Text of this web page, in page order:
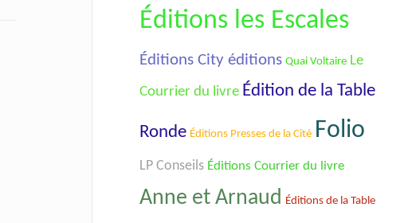
Éditions les Escales
Éditions City éditions Quai Voltaire Le
Courrier du livre Édition de la Table
Ronde Éditions Presses de la Cité Folio
LP Conseils Éditions Courrier du livre
Anne et Arnaud Éditions de la Table